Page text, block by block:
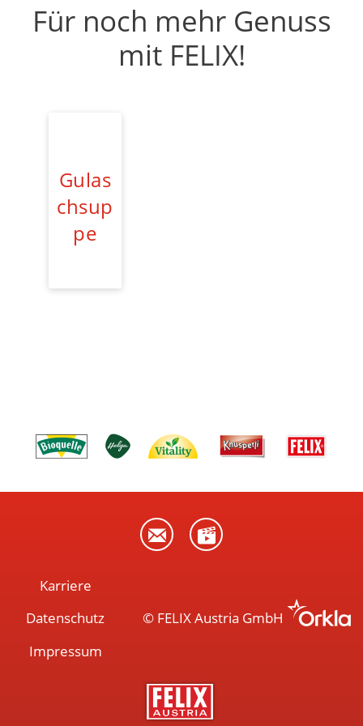
Für noch mehr Genuss
mit FELIX!
Gulas
chsup
pe
Karriere
Datenschutz
Impressum
© FELIX Austria GmbH